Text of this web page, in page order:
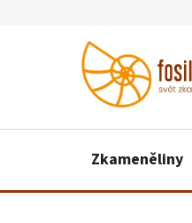
Zkameněliny